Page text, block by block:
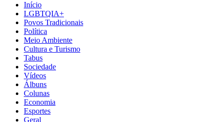
Início
LGBTQIA+
Povos Tradicionais
Política
Meio Ambiente
Cultura e Turismo
Tabus
Sociedade
Vídeos
Álbuns
Colunas
Economia
Esportes
Geral